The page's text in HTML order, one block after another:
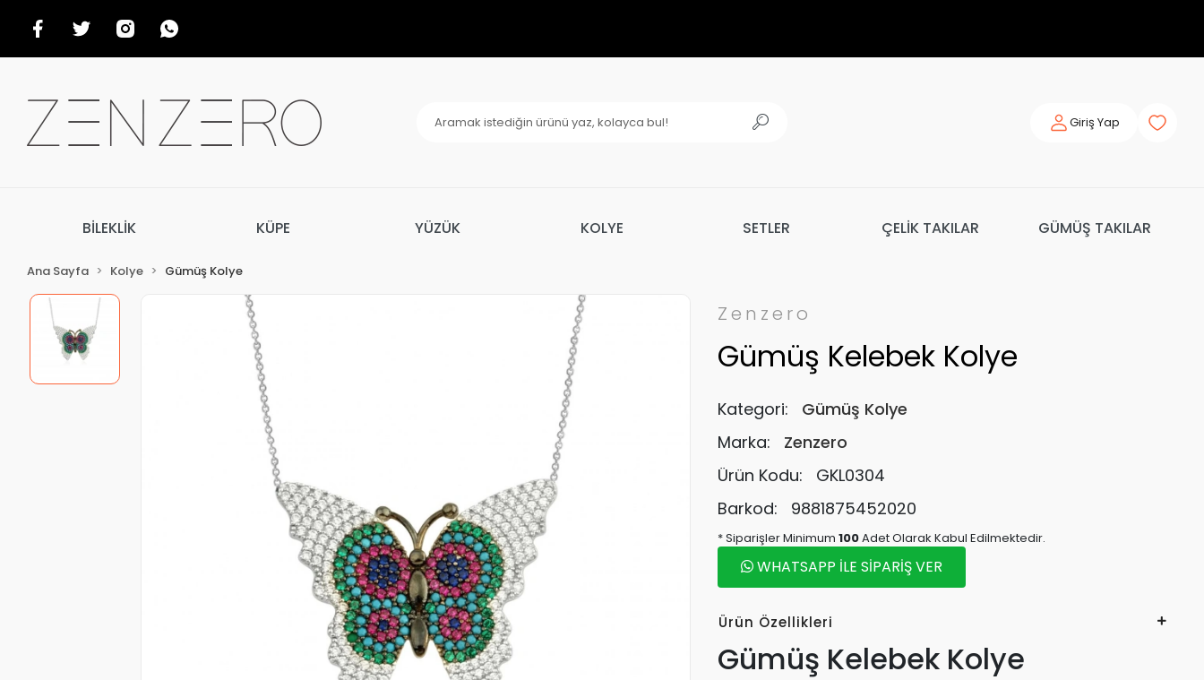
Giriş Yap
BİLEKLİK KÜPE YÜZÜK KOLYE SETLER ÇELİK TAKILAR GÜMÜŞ TAKILAR
Ana Sayfa Kolye Gümüş Kolye
Zenzero
Gümüş Kelebek Kolye
Kategori:
Gümüş Kolye
Marka:
Zenzero
Ürün Kodu:
GKL0304
Barkod:
9881875452020
* Siparişler Minimum 100Adet Olarak Kabul Edilmektedir.
WHATSAPP İLE SİPARİŞ VER
Ürün Özellikleri
Gümüş Kelebek Kolye